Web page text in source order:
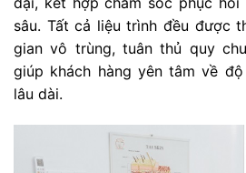
sâu. Tất cả liệu trình đều được
gian vô trùng, tuân thủ quy
giúp khách hàng yên tâm về
lâu dài.